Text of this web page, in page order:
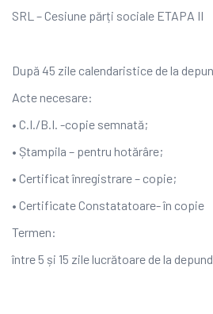
SRL – Cesiune părți sociale ETAPA II
După 45 zile calendaristice de la
Acte necesare:
• C.I./B.I. -copie semnată;
• Ștampila – pentru hotărâre;
• Certificat înregistrare – copie;
• Certificate Constatatoare- în copie
Termen:
între 5 și 15 zile lucrătoare de la